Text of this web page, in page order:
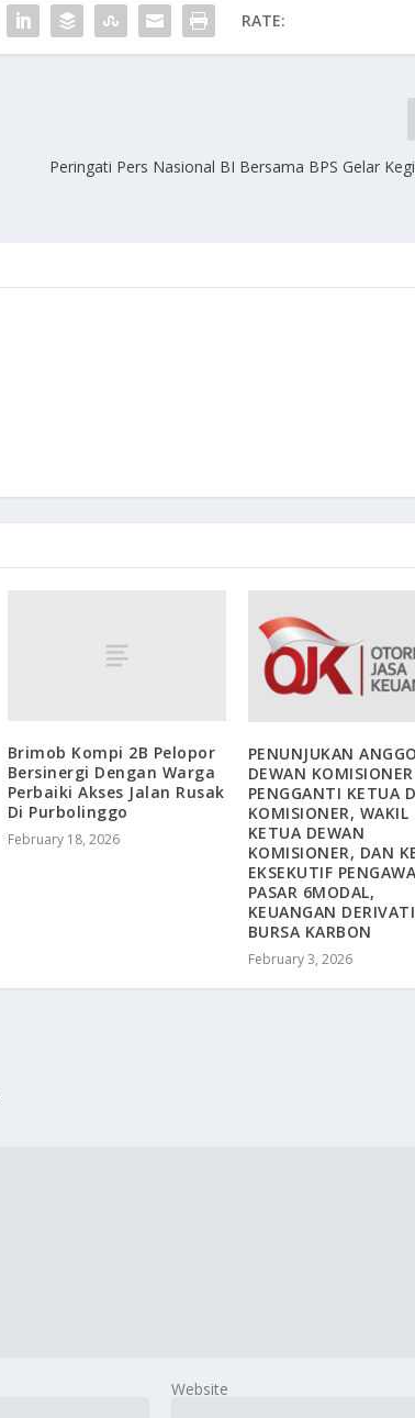
RATE:
Peringati Pers Nasional BI Bersama BPS Gelar
Brimob Kompi 2B Pelopor
Bersinergi Dengan Warga
Perbaiki Akses Jalan Rusak
Di Purbolinggo
February 18, 2026
PENUNJUKAN
DEWAN KOMISIONER
PENGGANTI KETUA
KOMISIONER, WAKIL
KETUA DEWAN
KOMISIONER, DAN
EKSEKUTIF
PASAR 6MODAL,
KEUANGAN
BURSA KARBON
February 3, 2026
Website